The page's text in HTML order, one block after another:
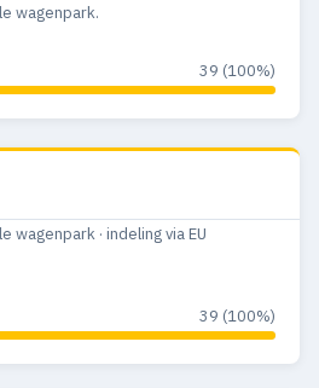
wagenpark.
39 (100%)
· indeling via EU
39 (100%)